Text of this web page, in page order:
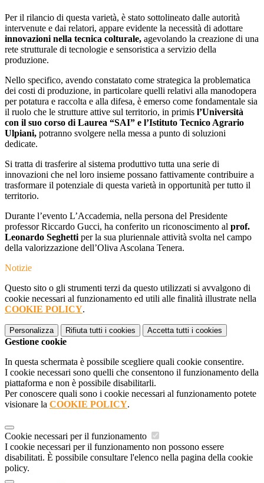
Per il rilancio di questa varietà, è stato sottolineato dalle autorità
intervenute e dai relatori, appare evidente la necessità di adottare
innovazioni nella tecnica colturale, agevolando la creazione di una
rete strutturale di tecnologie e sensoristica a servizio della
produzione.
Nello specifico, avendo constatato come strategica la problematica
dei costi di produzione, in particolare quelli relativi alla manodopera
per potatura e raccolta e alla difesa, è emerso come fondamentale sia
il ruolo che le strutture attive sul territorio, in primis l’Università
con il suo corso di Laurea “SAI” e l’Istituto Tecnico Agrario
Ulpiani, potranno svolgere nella messa a punto di soluzioni
dedicate.
Si tratta di trasferire al sistema produttivo tutta una serie di
innovazioni che nel loro insieme possano fattivamente contribuire a
trasformare il potenziale di questa varietà in opportunità per tutto il
territorio.
Durante l’evento L’Accademia, nella persona del Presidente
professor Riccardo Gucci, ha conferito un riconoscimento al prof.
Leonardo Seghetti per la sua pluriennale attività svolta nel campo
della valorizzazione dell’Oliva Ascolana Tenera.
Notizie
Questo sito o gli strumenti terzi da questo utilizzati si avvalgono di
cookie necessari al funzionamento ed utili alle finalità illustrate nella
COOKIE POLICY.
Personalizza Rifiuta tutti i cookies Accetta tutti i cookies
Gestione cookie
In questa schermata è possibile scegliere quali cookie consentire.
I cookie necessari sono quelli che consentono il funzionamento della
piattaforma e non è possibile disabilitarli.
Per conoscere quali sono i cookie necessari al funzionamento potete
visionare la COOKIE POLICY.
Cookie necessari per il funzionamento
I cookie necessari per il funzionamento non possono essere
disabilitati. È possibile consultare l'elenco nella pagina della cookie
policy.